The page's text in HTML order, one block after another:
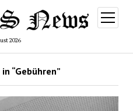
2026
Menü
öffnen
“Gebühren”